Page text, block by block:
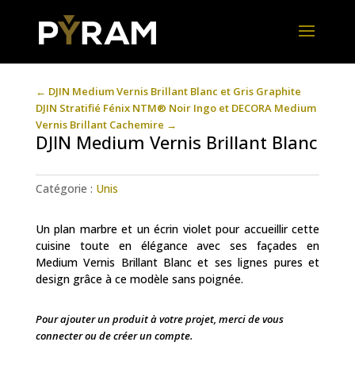
← DJIN Medium Vernis Brillant Blanc et Gris Graphite
DJIN Stratifié Fénix NTM® Noir Ingo et DECORA Medium
Vernis Brillant Cachemire →
DJIN Medium Vernis Brillant Blanc
Catégorie : Unis
Un plan marbre et un écrin violet pour accueillir cette
cuisine toute en élégance avec ses façades en
Medium Vernis Brillant Blanc et ses lignes pures et
design grâce à ce modèle sans poignée.
Pour ajouter un produit à votre projet, merci de vous
connecter ou de créer un compte.